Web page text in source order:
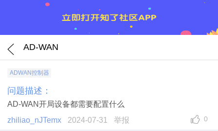
AD-WAN
ADWAN控制器
问题描述：
AD-WAN开局设备都需要配置什么
zhiliao_nJTemx
2024-07-31 举报 0